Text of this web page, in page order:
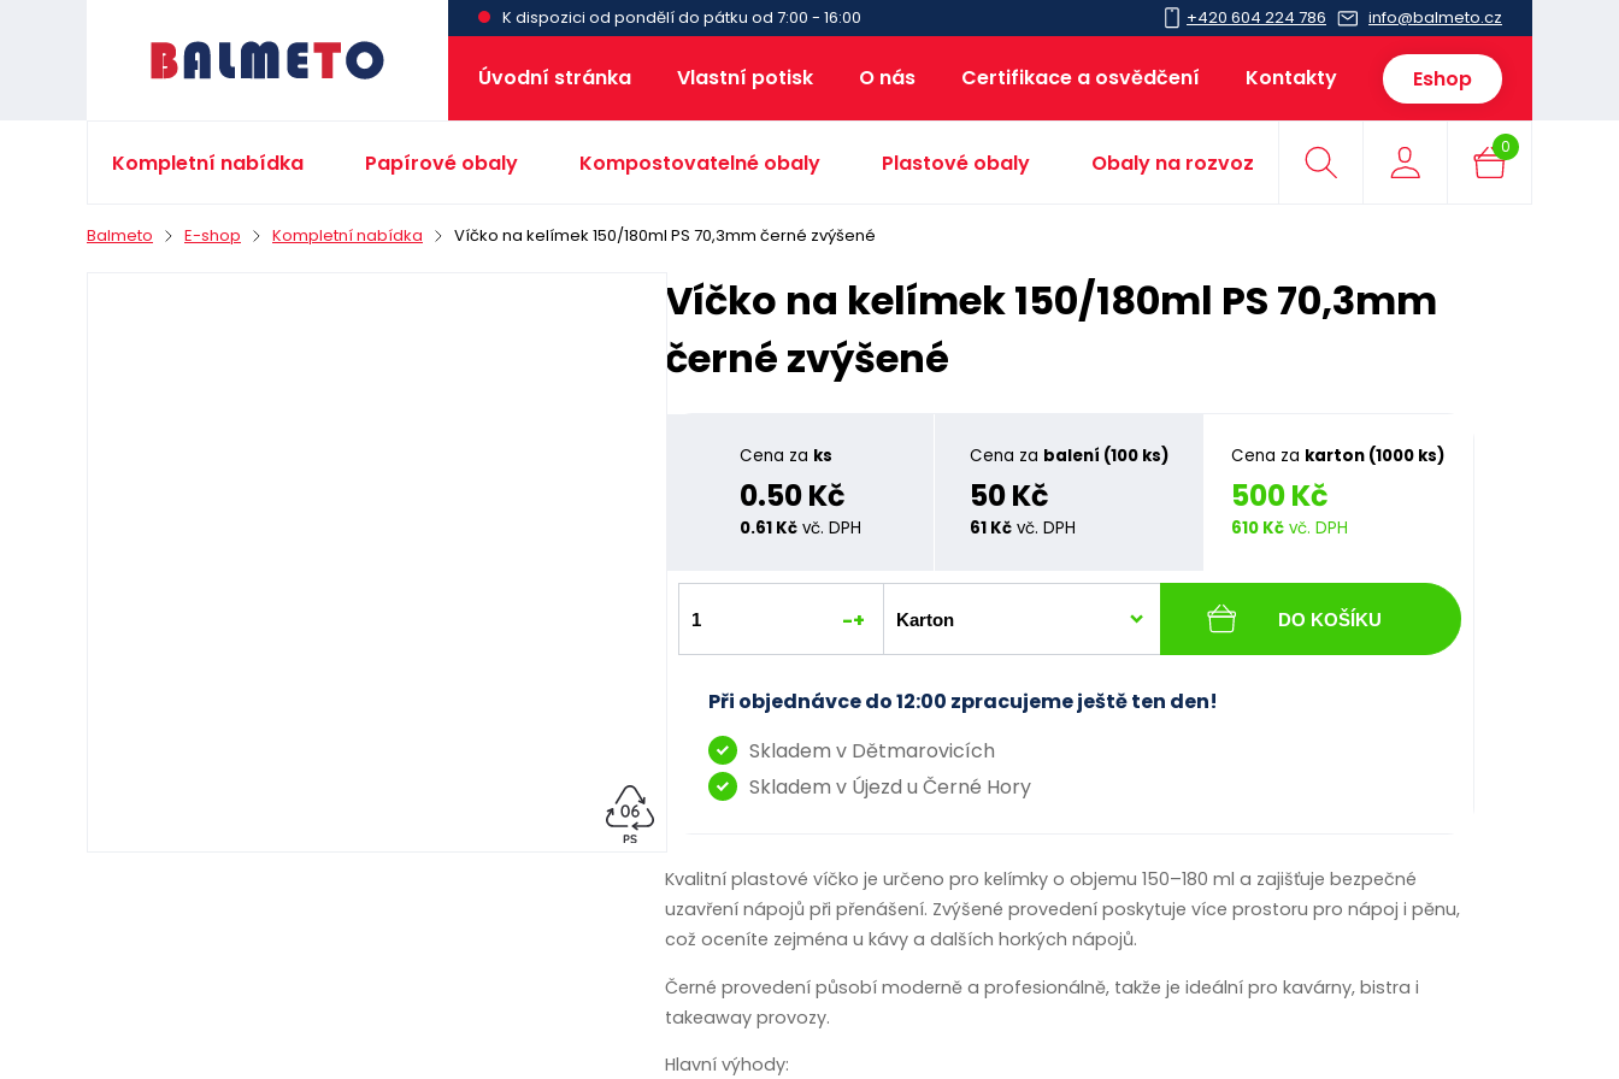
K dispozici od pondělí do pátku od 7:00 - 16:00 +420 604 224 786 info@balmeto.cz
Úvodní stránka Vlastní potisk O nás Certifikace a osvědčení Kontakty Eshop
Kompletní nabídka Papírové obaly Kompostovatelné obaly Plastové obaly Obaly na rozvoz
0
Balmeto E-shop Kompletní nabídka Víčko na kelímek 150/180ml PS 70,3mm černé zvýšené
Víčko na kelímek 150/180ml PS 70,3mm
černé zvýšené
Cena za ks
0.50 Kč
0.61 Kčvč. DPH
Cena za balení (100 ks)
50 Kč
61 Kčvč. DPH
Cena za karton (1000 ks)
500 Kč
610 Kč vč. DPH
-+ DO KOŠÍKU
Při objednávce do 12:00 zpracujeme ještě ten den!
Skladem v Dětmarovicích
Skladem v Újezd u Černé Hory
Kvalitní plastové víčko je určeno pro kelímky o objemu 150–180 ml a zajišťuje bezpečné
uzavření nápojů při přenášení. Zvýšené provedení poskytuje více prostoru pro nápoj i pěnu,
což oceníte zejména u kávy a dalších horkých nápojů.
Černé provedení působí moderně a profesionálně, takže je ideální pro kavárny, bistra i
takeaway provozy.
Hlavní výhody: